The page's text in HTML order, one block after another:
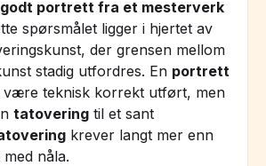
portrett fra et mesterverk
spørsmålet ligger i hjertet av
der grensen mellom
stadig utfordres. En portrett
være teknisk korrekt utført, men
tatovering til et sant
krever langt mer enn
nåla.